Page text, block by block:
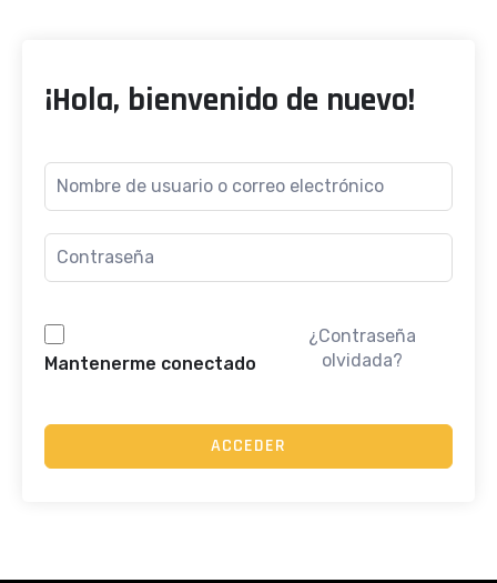
¡Hola, bienvenido de nuevo!
Mantenerme conectado
¿Contraseña
olvidada?
ACCEDER